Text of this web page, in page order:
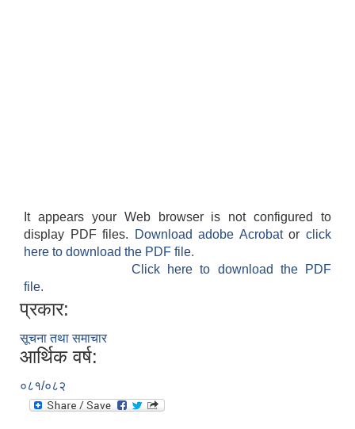
It appears your Web browser is not configured to
display PDF files.
Download adobe Acrobatorclick
here to download the PDF file.
Click here to download the PDF
file.
प्रकार:
सूचना तथा समाचार
आर्थिक वर्ष:
०८१/०८२